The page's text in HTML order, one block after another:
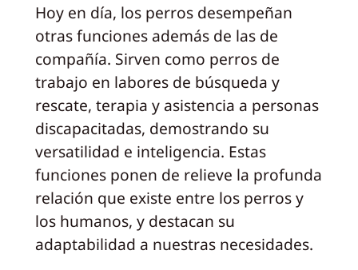
Hoy en día, los perros desempeñan
otras funciones además de las de
compañía. Sirven como perros de
trabajo en labores de búsqueda y
rescate, terapia y asistencia a personas
discapacitadas, demostrando su
versatilidad e inteligencia. Estas
funciones ponen de relieve la profunda
relación que existe entre los perros y
los humanos, y destacan su
adaptabilidad a nuestras necesidades.